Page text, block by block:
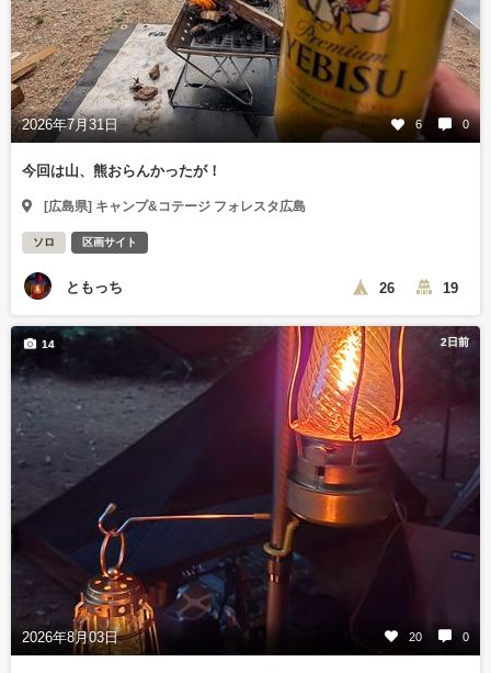
2026年7月31日 6 0
今回は山、熊おらんかったが！
[広島県] キャンプ&コテージ フォレスタ広島
ソロ 区画サイト
ともっち 26 19
2日前
2026年8月03日 20 0
14